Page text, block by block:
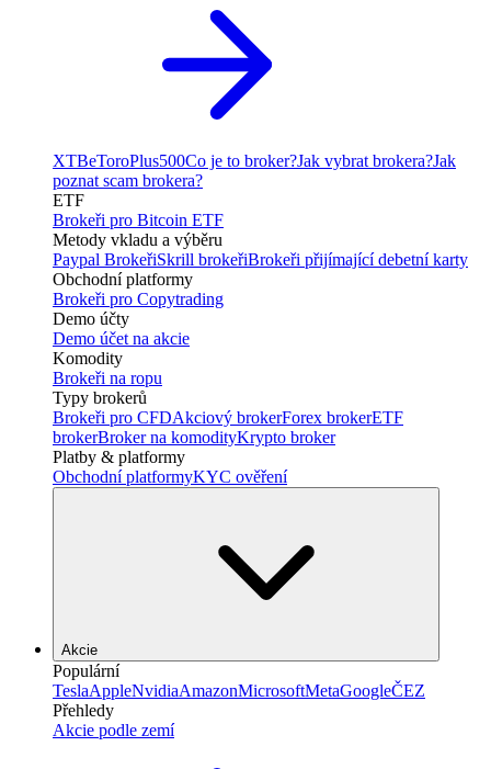
XTBeToroPlus500Co je to broker?Jak vybrat brokera?Jak
poznat scam brokera?
ETF
Brokeři pro Bitcoin ETF
Metody vkladu a výběru
Paypal BrokeřiSkrill brokeřiBrokeři přijímající debetní karty
Obchodní platformy
Brokeři pro Copytrading
Demo účty
Demo účet na akcie
Komodity
Brokeři na ropu
Typy brokerů
Brokeři pro CFDAkciový brokerForex brokerETF
brokerBroker na komodityKrypto broker
Platby & platformy
Obchodní platformyKYC ověření
Akcie
Populární
TeslaAppleNvidiaAmazonMicrosoftMetaGoogleČEZ
Přehledy
Akcie podle zemí